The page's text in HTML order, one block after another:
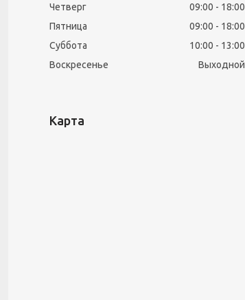
Четверг
09:00
18:00
Пятница
09:00
18:00
Суббота
10:00
13:00
Воскресенье
Выходной
Карта